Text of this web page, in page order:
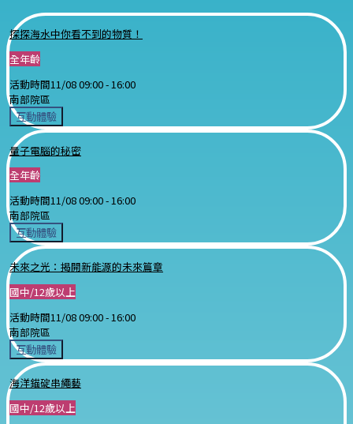
探探海水中你看不到的物質！
全年齡
活動時間11/08 09:00 - 16:00
南部院區
互動體驗
量子電腦的秘密
全年齡
活動時間11/08 09:00 -16:00
南部院區
互動體驗
未來之光：揭開新能源的未來篇章
國中/12歲以上
活動時間11/08 09:00 - 16:00
南部院區
互動體驗
海洋錨碇串繩藝
國中/12歲以上